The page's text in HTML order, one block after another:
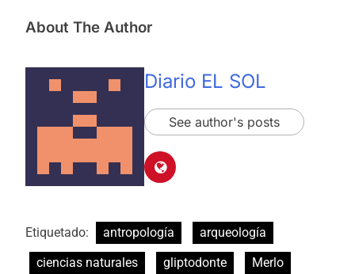
About The Author
Diario EL SOL
See author's posts
Etiquetado: antropología
arqueología
ciencias naturales
gliptodonte
Merlo